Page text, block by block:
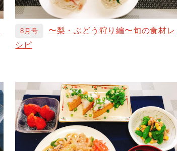
8月号
〜梨・ぶどう狩り編〜旬の食材レ
シピ